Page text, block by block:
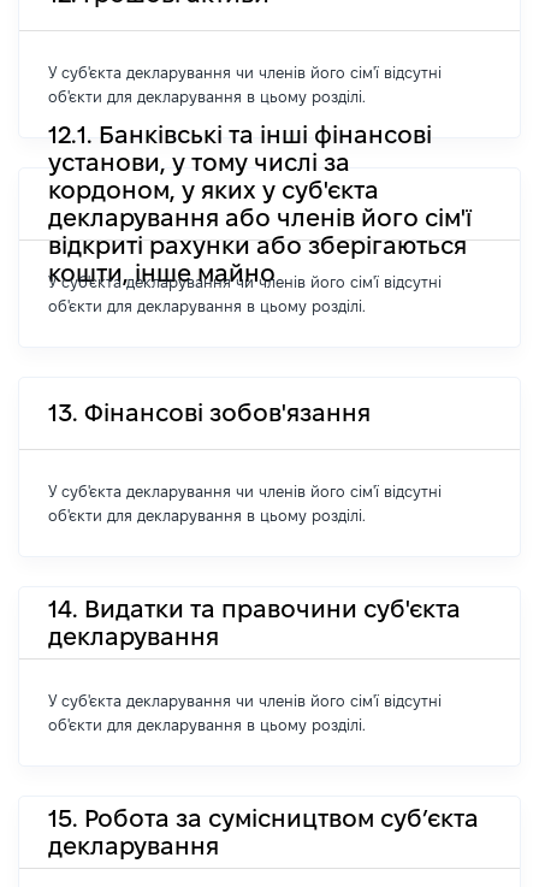
У суб'єкта декларування чи членів його сім'ї відсутні
об'єкти для декларування в цьому розділі.
12.1. Банківські та інші фінансові
установи, у тому числі за
кордоном, у яких у суб'єкта
декларування або членів його сім'ї
відкриті рахунки або зберігаються
кошти, інше майно
У суб'єкта декларування чи членів його сім'ї відсутні
об'єкти для декларування в цьому розділі.
13. Фінансові зобов'язання
У суб'єкта декларування чи членів його сім'ї відсутні
об'єкти для декларування в цьому розділі.
14. Видатки та правочини суб'єкта
декларування
У суб'єкта декларування чи членів його сім'ї відсутні
об'єкти для декларування в цьому розділі.
15. Робота за сумісництвом суб’єкта
декларування